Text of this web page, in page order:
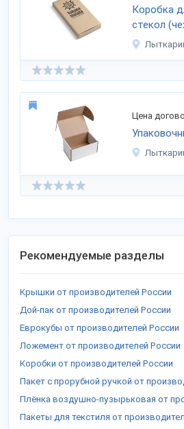
Коробка
стекол
Цена
Рекомендуемые разделы
Крышки от производителей России
Дой-пак от производителей России
Еврокубы от производителей России
Ложемент от производителей России
Коробки от производителей России
Пакет с прорубной ручкой от
Плёнка воздушно-пузырьковая от
Пакеты для текстиля от